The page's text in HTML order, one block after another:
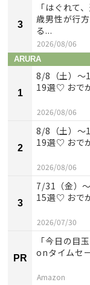
3
「はぐれて
歳男性が行
る...
2026/08/06
ARURA
1
8/8（土）〜
19選♡ おで
2026/08/06
2
8/8（土）〜
19選♡ おで
2026/08/06
3
7/31（金）
15選♡ おで
2026/07/30
PR
「今日の目
onタイムセ
Amazon